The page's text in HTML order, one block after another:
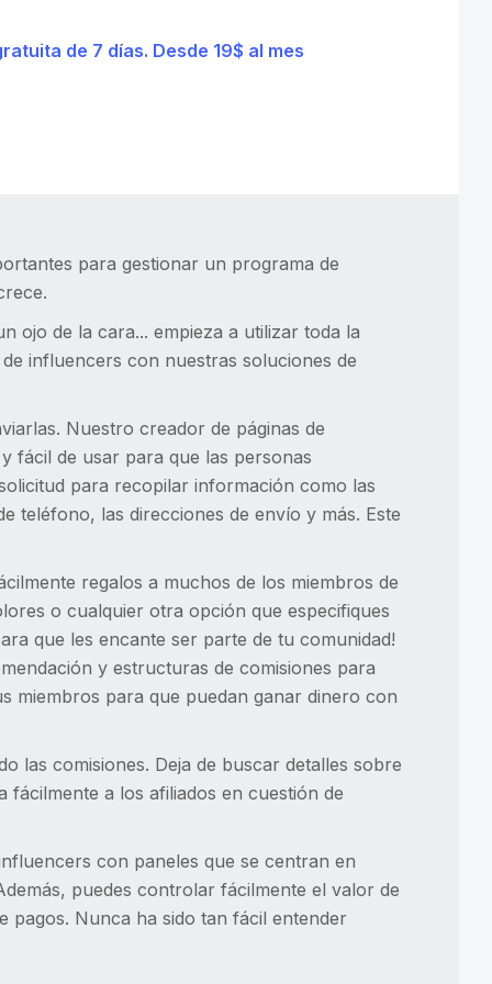
de 7 días. Desde 19$ al mes
para gestionar un programa de
ojo de la cara... empieza a utilizar toda la
influencers con nuestras soluciones de
Nuestro creador de páginas de
fácil de usar para que las personas
para recopilar información como las
teléfono, las direcciones de envío y más. Este
regalos a muchos de los miembros de
o cualquier otra opción que especifiques
que les encante ser parte de tu comunidad!
y estructuras de comisiones para
miembros para que puedan ganar dinero con
las comisiones. Deja de buscar detalles sobre
fácilmente a los afiliados en cuestión de
con paneles que se centran en
puedes controlar fácilmente el valor de
pagos. Nunca ha sido tan fácil entender